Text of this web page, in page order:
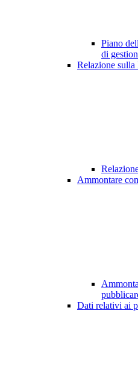
Piano
di
Relazione sulla
Ammontare
Dati relativi ai